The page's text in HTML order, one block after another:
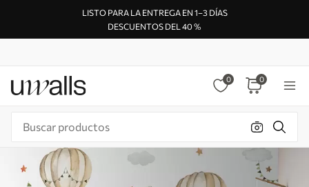
LISTO PARA LA ENTREGA EN 1–3 DÍAS
DESCUENTOS DEL 40 %
0 0